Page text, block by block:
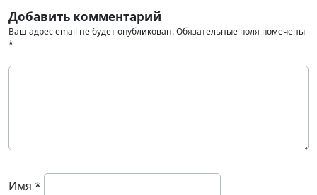
Добавить комментарий
Ваш адрес email не будет опубликован.Обязательные поля помечены
*
Имя *